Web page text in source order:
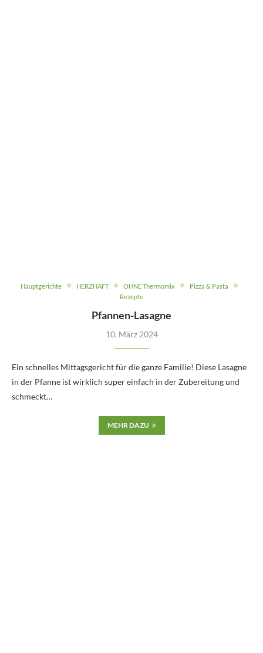
Hauptgerichte HERZHAFT OHNE Thermomix
Pizza & Pasta
Rezepte
Pfannen-Lasagne
10. März 2024
Ein schnelles Mittagsgericht für die ganze Familie! Diese Lasagne
in der Pfanne ist wirklich super einfach in der Zubereitung und
schmeckt…
MEHR DAZU